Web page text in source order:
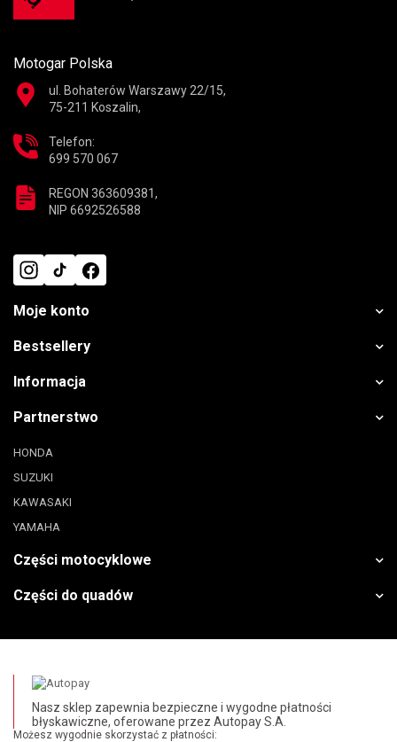
Motogar Polska
ul. Bohaterów Warszawy 22/15,
75-211 Koszalin,
Telefon:
699 570 067
REGON 363609381,
NIP 6692526588
Moje konto
Bestsellery
Informacja
Partnerstwo
HONDA
SUZUKI
KAWASAKI
YAMAHA
Części motocyklowe
Części do quadów
Nasz sklep zapewnia bezpieczne i wygodne płatności
błyskawiczne, oferowane przez Autopay S.A.
Możesz wygodnie skorzystać z płatności: